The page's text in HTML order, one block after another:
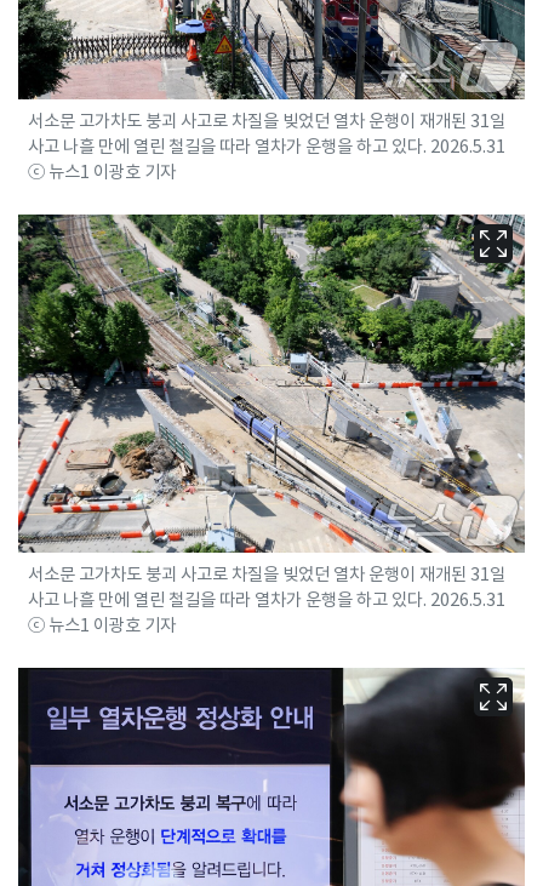
서소문 고가차도 붕괴 사고로 차질을 빚었던 열차 운행이 재개된 31일
사고 나흘 만에 열린 철길을 따라 열차가 운행을 하고 있다. 2026.5.31
ⓒ 뉴스1 이광호 기자
서소문 고가차도 붕괴 사고로 차질을 빚었던 열차 운행이 재개된 31일
사고 나흘 만에 열린 철길을 따라 열차가 운행을 하고 있다. 2026.5.31
ⓒ 뉴스1 이광호 기자